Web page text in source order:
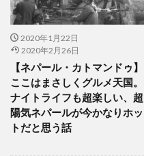
2020年1月22日
2020年2月26日
【ネパール・カトマンドゥ】
ここはまさしくグルメ天国。
ナイトライフも超楽しい、超
陽気ネパールが今かなりホッ
トだと思う話